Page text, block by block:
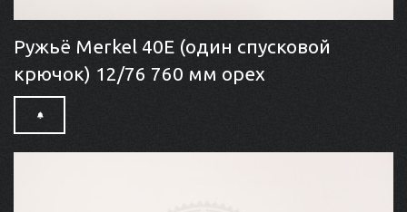
Ружьё Merkel 40E (один спусковой
крючок) 12/76 760 мм орех